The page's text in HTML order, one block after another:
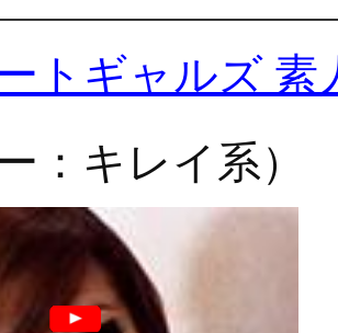
トギャルズ 素
：キレイ系）